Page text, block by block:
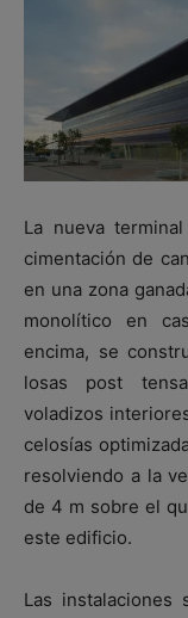
La nueva
cimentación de
en una zona
monolítico en
encima, se
losas post
voladizos
celosías
resolviendo a la
de 4 m sobre el
este edificio.
Las instalaciones